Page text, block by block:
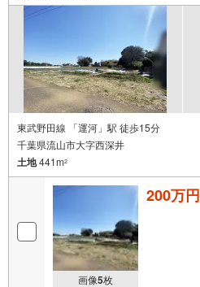
東武野田線 「運河」駅 徒歩15分
千葉県流山市大字西深井
土地441m2
画像5枚
200万円